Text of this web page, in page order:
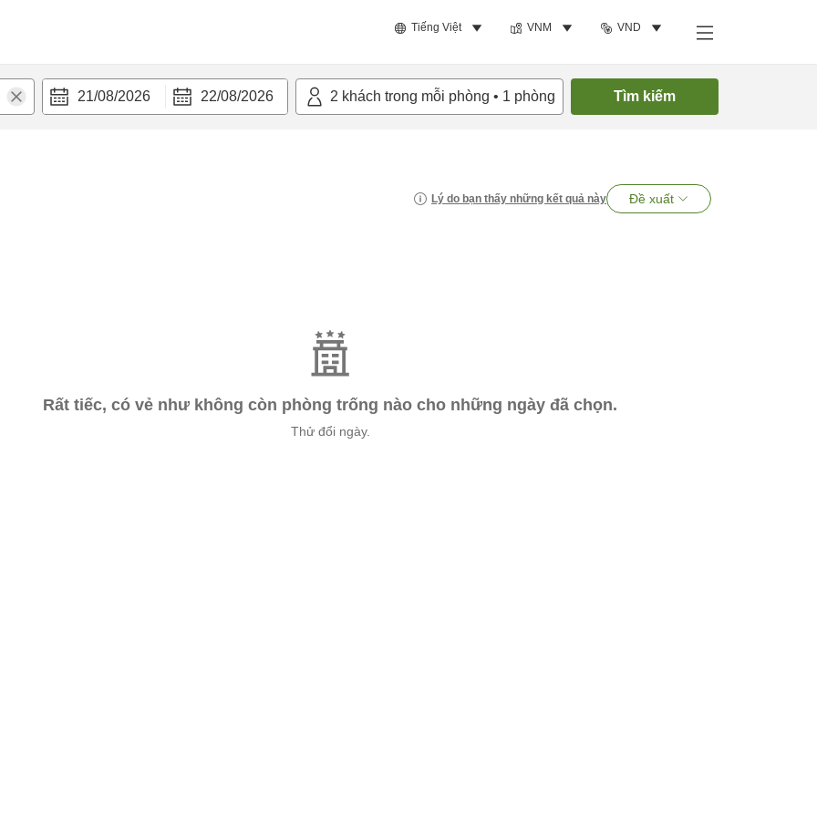
Tiếng Việt VNM VND
21/08/2026 22/08/2026 2 khách trong mỗi phòng • 1 phòng Tìm kiếm
Lý do bạn thấy những kết quả này Đề xuất
Rất tiếc, có vẻ như không còn phòng trống nào cho những ngày đã chọn.
Thử đổi ngày.